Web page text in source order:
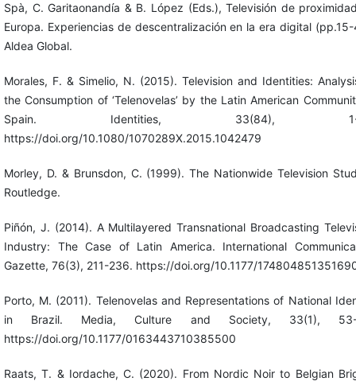
Spà, C. Garitaonandía & B. López (Eds.), Televisión de
Europa. Experiencias de descentralización en la era digital
Aldea Global.
Morales, F. & Simelio, N. (2015). Television and Identities:
the Consumption of ‘Telenovelas’ by the Latin American
Spain. Identities, 33(84), 1-
https://doi.org/10.1080/1070289X.2015.1042479
Morley, D. & Brunsdon, C. (1999). The Nationwide Television
Routledge.
Piñón, J. (2014). A Multilayered Transnational Broadcasting
Industry: The Case of Latin America. International
Gazette, 76(3), 211-236. https://doi.org/10.1177/
Porto, M. (2011). Telenovelas and Representations of National
in Brazil. Media, Culture and Society, 33(1), 53-
https://doi.org/10.1177/0163443710385500
Raats, T. & Iordache, C. (2020). From Nordic Noir to Belgian